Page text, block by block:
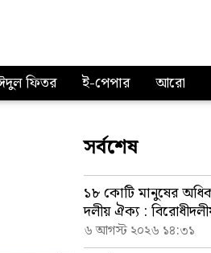
ফিতর ই-পেপার আরো
সর্বশেষ
১৮ কোটি মানুষের
দলীয় ঐক্য :
৬ আগস্ট ২০২৬ ১৪:৩১